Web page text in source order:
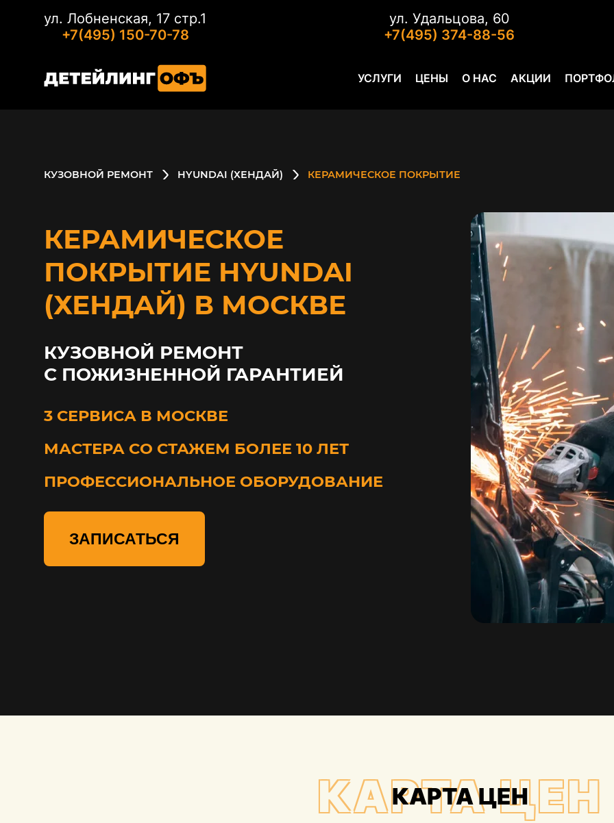
ул. Лобненская, 17 стр.1
+7(495) 150-70-78
ул. Удальцова, 60
+7(495) 374-88-56
УСЛУГИ ЦЕНЫ О НАС АКЦИИ
КУЗОВНОЙ РЕМОНТ HYUNDAI (ХЕНДАЙ) КЕРАМИЧЕСКОЕ ПОКРЫТИЕ
КЕРАМИЧЕСКОЕ
ПОКРЫТИЕ HYUNDAI
(ХЕНДАЙ) В МОСКВЕ
КУЗОВНОЙ РЕМОНТ
С ПОЖИЗНЕННОЙ ГАРАНТИЕЙ
3 СЕРВИСА В МОСКВЕ
МАСТЕРА СО СТАЖЕМ БОЛЕЕ 10 ЛЕТ
ПРОФЕССИОНАЛЬНОЕ ОБОРУДОВАНИЕ
ЗАПИСАТЬСЯ
КАРТА ЦЕН
КАРТА ЦЕН